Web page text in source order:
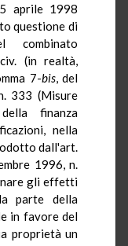
aprile 1998
questione di
combinato
(in realtà,
7-bis, del
333 (Misure
finanza
nella
dall'art.
1996, n.
gli effetti
parte della
in favore del
proprietà un